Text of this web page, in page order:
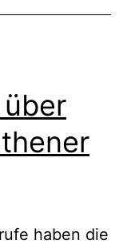
haben die